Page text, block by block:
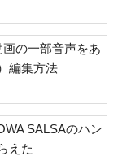
の一部音声をあ
編集方法
SALSAのハン
えた